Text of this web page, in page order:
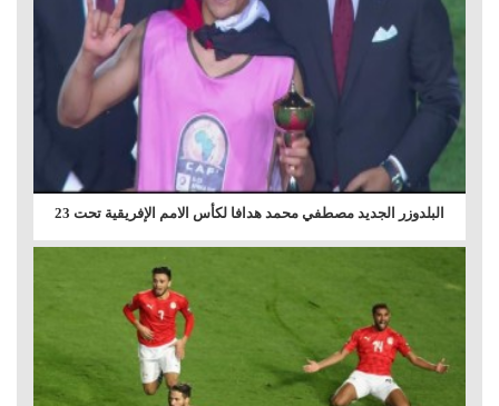
البلدوزر الجديد مصطفي محمد هدافا لكأس الامم الإفريقية تحت 23